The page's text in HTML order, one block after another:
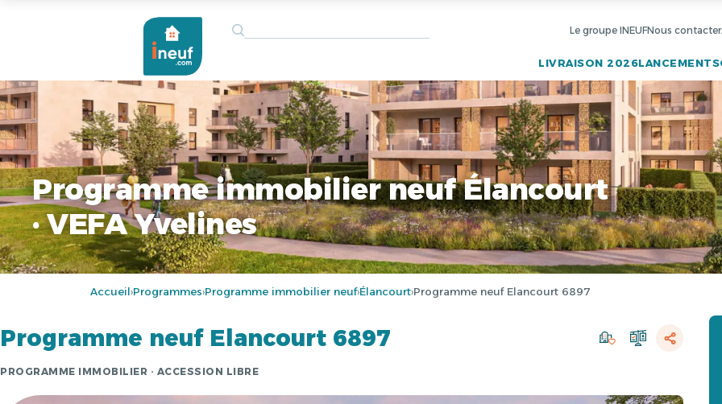
Le groupe INEUFNous contacter
LIVRAISON 2026LANCEMENTS
Programme immobilier neuf Élancourt
· VEFA Yvelines
Accueil›Programmes›Programme immobilier neuf›Élancourt›Programme neuf Elancourt 6897
Programme neuf Elancourt 6897
PROGRAMME IMMOBILIER · ACCESSION LIBRE